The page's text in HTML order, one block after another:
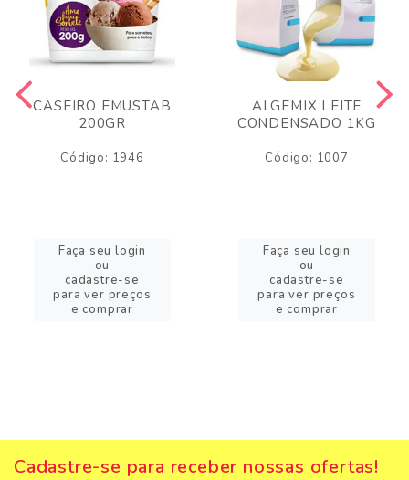
CASEIRO EMUSTAB
200GR
Código: 1946
Faça seu login
ou
cadastre-se
para ver preços
e comprar
ALGEMIX LEITE
CONDENSADO 1KG
Código: 1007
Faça seu login
ou
cadastre-se
para ver preços
e comprar
Cadastre-se para receber nossas ofertas!